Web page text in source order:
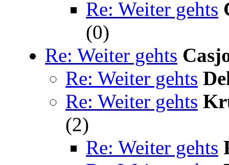
Re: Weiter gehts
(0)
Re: Weiter gehts
Re: Weiter gehts
Re: Weiter gehts
(2)
Re: Weiter gehts